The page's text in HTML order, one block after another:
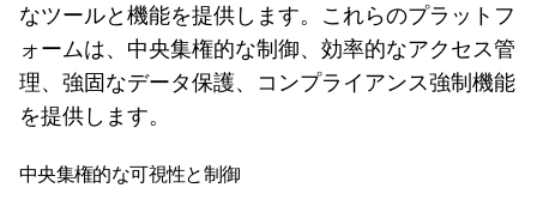
なツールと機能を提供します。これらのプラットフ
ォームは、中央集権的な制御、効率的なアクセス管
理、強固なデータ保護、コンプライアンス強制機能
を提供します。
中央集権的な可視性と制御